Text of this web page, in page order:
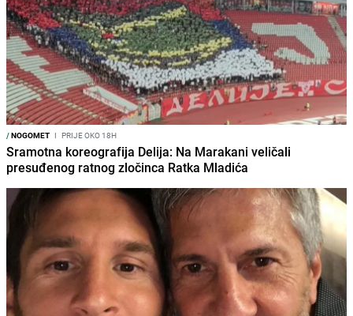
/NOGOMET I PRIJE OKO 18H
Sramotna koreografija Delija: Na Marakani veličali
presuđenog ratnog zločinca Ratka Mladića